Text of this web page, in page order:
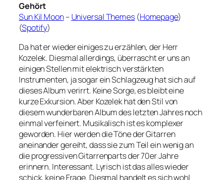
Gehört
Sun Kil Moon– Universal Themes(Homepage)
(Spotify)
Da hat er wieder einiges zu erzählen, der Herr
Kozelek. Diesmal allerdings, überrascht er uns an
einigen Stellen mit elektrisch verstärkten
Instrumenten, ja sogar ein Schlagzeug hat sich auf
dieses Album verirrt. Keine Sorge, es bleibt eine
kurze Exkursion. Aber Kozelek hat den Stil von
diesem wunderbaren Album des letzten Jahres noch
einmal verfeinert. Musikalisch ist es komplexer
geworden. Hier werden die Töne der Gitarren
aneinander gereiht, dass sie zum Teil ein wenig an
die progressiven Gitarrenparts der 70er Jahre
erinnern. Interessant. Lyrisch ist das alles wieder
schick, keine Frage. Diesmal handelt es sich wohl